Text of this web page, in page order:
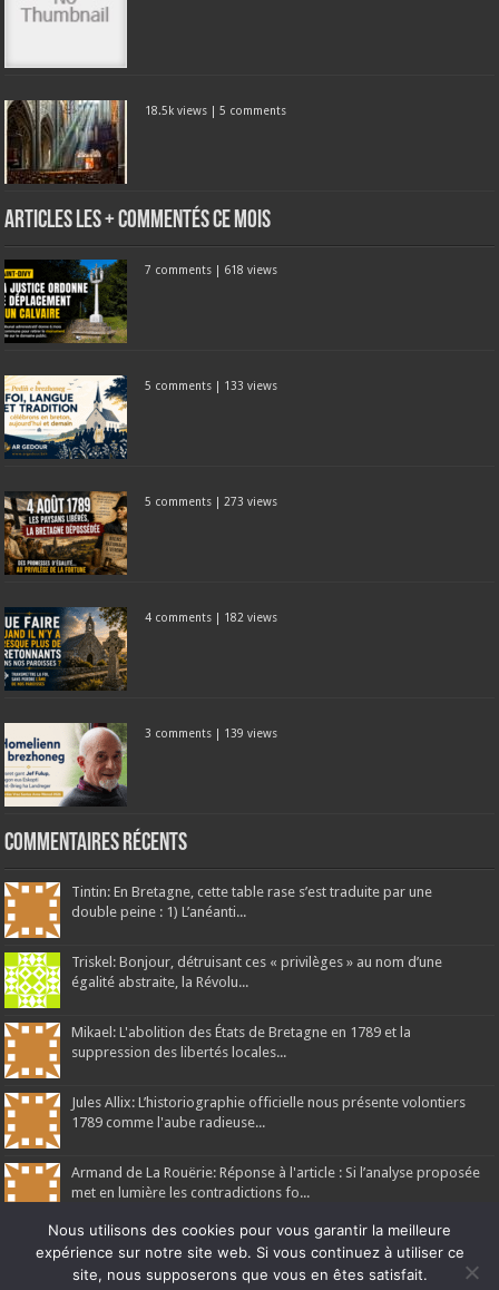
18.5k views |5 comments
Articles les + commentés ce mois
7 comments | 618 views
5 comments | 133 views
5 comments | 273 views
4 comments | 182 views
3 comments | 139 views
Commentaires récents
Tintin: En Bretagne, cette table rase s’est traduite par une
double peine : 1) L’anéanti...
Triskel: Bonjour, détruisant ces « privilèges » au nom d’une
égalité abstraite, la Révolu...
Mikael: L'abolition des États de Bretagne en 1789 et la
suppression des libertés locales...
Jules Allix: L’historiographie officielle nous présente volontiers
1789 comme l'aube radieuse...
Armand de La Rouërie: Réponse à l'article : Si l’analyse proposée
met en lumière les contradictions fo...
Nous utilisons des cookies pour vous garantir la meilleure
expérience sur notre site web. Si vous continuez à utiliser ce
site, nous supposerons que vous en êtes satisfait.